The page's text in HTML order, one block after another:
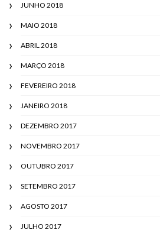
JUNHO 2018
MAIO 2018
ABRIL 2018
MARÇO 2018
FEVEREIRO 2018
JANEIRO 2018
DEZEMBRO 2017
NOVEMBRO 2017
OUTUBRO 2017
SETEMBRO 2017
AGOSTO 2017
JULHO 2017